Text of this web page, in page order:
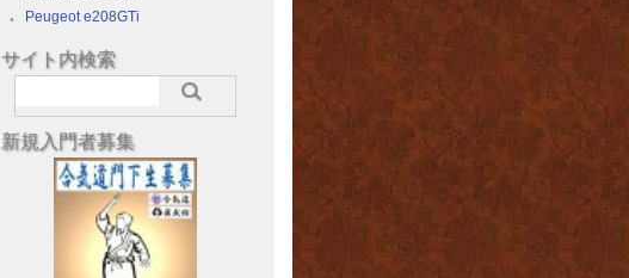
Peugeot e208GTi
サイト内検索
新規入門者募集